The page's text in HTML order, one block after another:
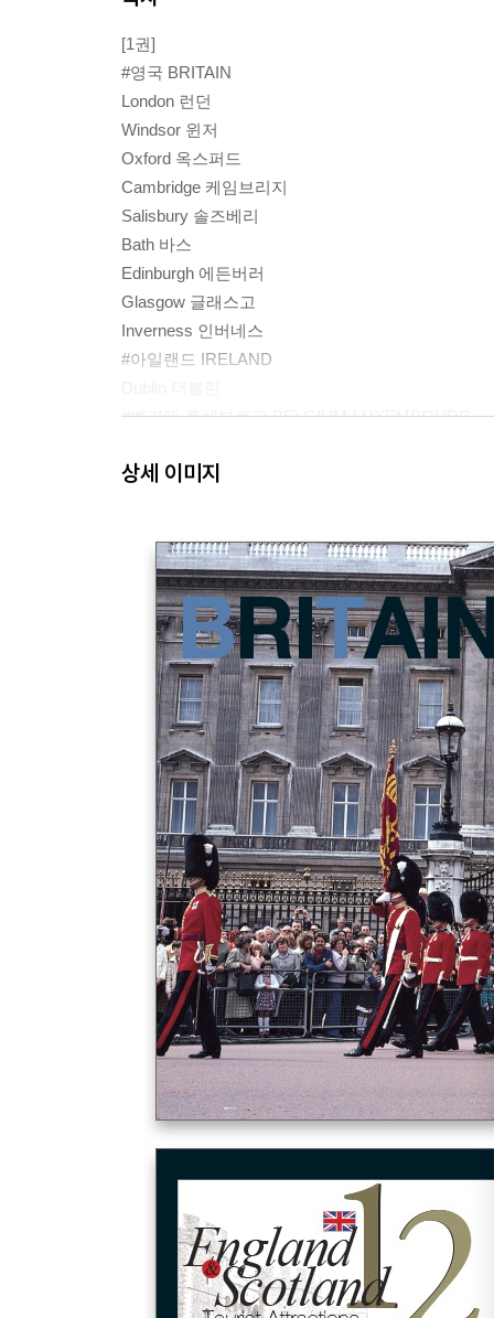
[1권]
#영국 BRITAIN
London 런던
Windsor 윈저
Oxford 옥스퍼드
Cambridge 케임브리지
Salisbury 솔즈베리
Bath 바스
Edinburgh 에든버러
Glasgow 글래스고
Inverness 인버네스
#아일랜드 IRELAND
#벨기에·룩셈부르크 BELGIUM·LUXEMBOURG
Brugge 브루게
Amsterdam 암스테르담
Aalsmeer 알스메르
Alkmaar 알크마르
Zaanse Schans 잔세스칸스
Keukenhof 쾨켄호프
Den Haag 헤이그
#독일 DEUTSCHLAND
Frankfurt 프랑크푸르트
Wiesbaden 비스바덴
Rudesheim 뤼데스하임
St. Goar 장크트고아르
Koblenz 코블렌츠
Bonn 본
Koln 쾰른
Heidelberg 하이델베르크
Wurzburg 뷔르츠부르크
Rothenburg 로텐부르크
Schwangau 슈반가우
Munchen 뮌헨
Berlin 베를린
Dresden 드레스덴
Warszawa 바르샤바
Krakow 크라코프
유럽 전도
상세 이미지